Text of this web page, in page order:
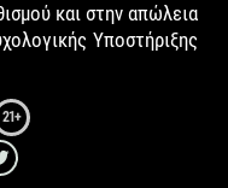
και στην απώλεια
Υποστήριξης
21+